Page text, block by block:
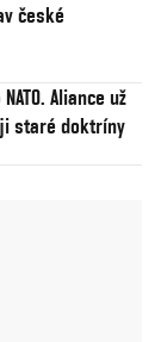
české
Aliance už
staré doktríny